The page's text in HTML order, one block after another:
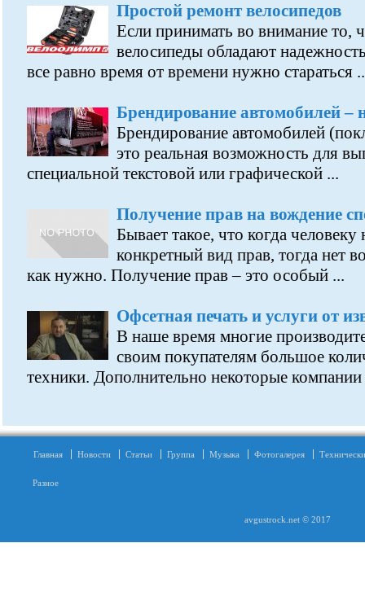
Простой ремонт велосипедов
Если принимать во внимание то,
велосипеды обладают
все равно время от времени нужно стараться
Брендирование автомобилей
Брендирование автомобилей
это реальная возможность для
специальной текстовой или графической ...
Получение прав на вождение
Бывает такое, что когда
конкретный вид прав, тогда нет
как нужно. Получение прав – это особый ...
Офсетная печать и услуги от
В наше время многие
своим покупателям большое
техники. Дополнительно некоторые компании
Главная Новости Статьи Группа Музыка Фотогалерея
Разное
avgustrock.net © 2017